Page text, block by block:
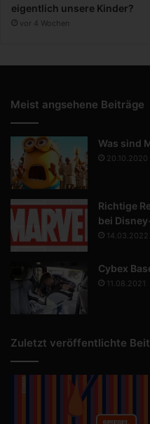
eigentlich unsere Kinder?
vor 4 Wochen
Meist angsehene Beiträge
Was sind
20.10.2020
Richtige
bei
14.03.2022
Cybex
11.08.2021
Zuletzt veröffentlichte